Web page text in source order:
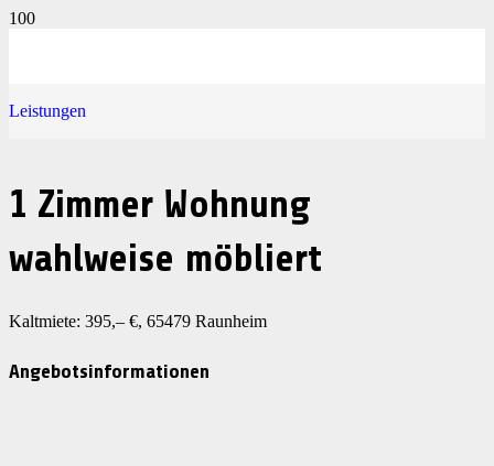
Leistungen
1 Zimmer Wohnung
wahlweise möbliert
Kaltmiete: 395,– €, 65479 Raunheim
Angebotsinformationen